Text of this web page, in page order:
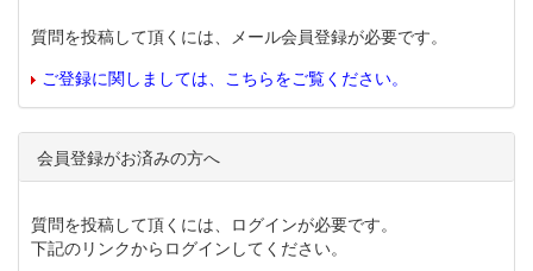
質問を投稿して頂くには、メール会員登録が必要です。
ご登録に関しましては、こちらをご覧ください。
会員登録がお済みの方へ
質問を投稿して頂くには、ログインが必要です。
下記のリンクからログインしてください。